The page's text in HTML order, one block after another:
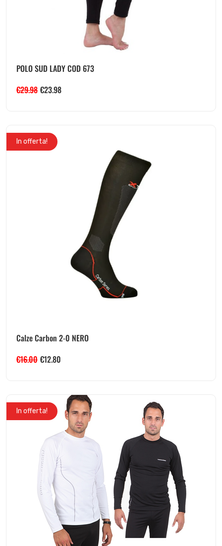
POLO SUD LADY COD 673
€29.98 €23.98
In offerta!
Calze Carbon 2-0 NERO
€16.00 €12.80
In offerta!